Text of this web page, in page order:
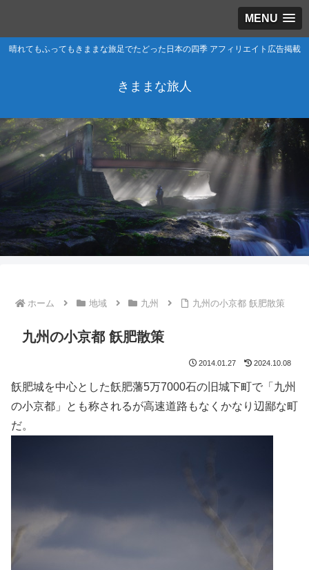
MENU
晴れてもふってもきままな旅足でたどった日本の四季 アフィリエイト広告掲載
きままな旅人
ホーム 地域 九州 九州の小京都 飫肥散策
九州の小京都 飫肥散策
2014.01.27 2024.10.08
飫肥城を中心とした飫肥藩5万7000石の旧城下町で「九州
の小京都」とも称されるが高速道路もなくかなり辺鄙な町
だ。